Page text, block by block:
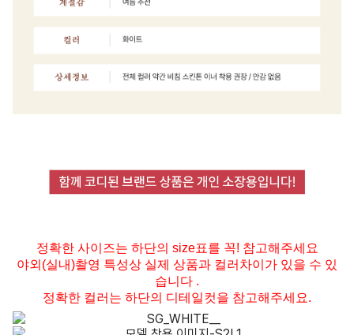
정확한 사이즈는 하단의 size표를 꼭! 참고해주세요
야외(실내)촬영 특성상 실제 상품과 컬러차이가 있을 수 있
습니다 .
정확한 컬러는 하단의 디테일컷을 참고해주세요.